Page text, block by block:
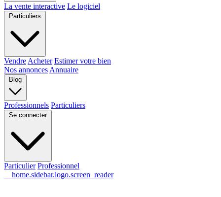
La vente interactive Le logiciel
Particuliers
Vendre Acheter Estimer votre bien
Nos annonces Annuaire
Blog
Professionnels Particuliers
Se connecter
Particulier Professionnel
__home.sidebar.logo.screen_reader